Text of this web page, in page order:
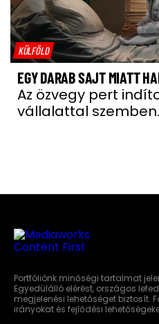
KÜLFÖLD
EGY DARAB SAJT MIATT
Az özvegy pert
vállalattal szemben.
Portfóliónk minőségi tartalmat
Egyedülálló elérést, országos
megjelenési lehetőséget biztosít.
irányokat és fejlődési